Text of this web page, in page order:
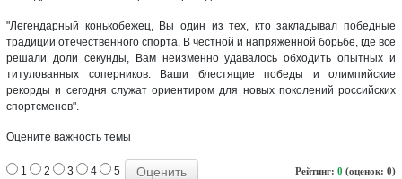
"Легендарный конькобежец, Вы один из тех, кто закладывал победные
традиции отечественного спорта. В честной и напряженной борьбе, где все
решали доли секунды, Вам неизменно удавалось обходить опытных и
титулованных соперников. Ваши блестящие победы и олимпийские
рекорды и сегодня служат ориентиром для новых поколений российских
спортсменов".
Оцените важность темы
Рейтинг: 0 (оценок: 0)
1 2 3 4 5